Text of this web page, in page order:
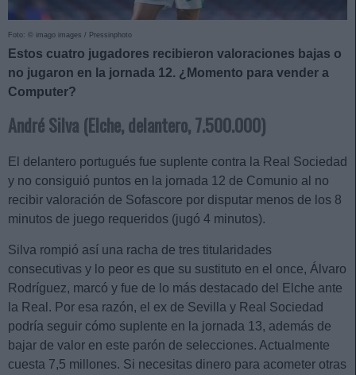
Foto: © imago images / Pressinphoto
Estos cuatro jugadores recibieron valoraciones bajas o
no jugaron en la jornada 12. ¿Momento para vender a
Computer?
André Silva (Elche, delantero, 7.500.000)
El delantero portugués fue suplente contra la Real Sociedad
y no consiguió puntos en la jornada 12 de Comunio al no
recibir valoración de Sofascore por disputar menos de los 8
minutos de juego requeridos (jugó 4 minutos).
Silva rompió así una racha de tres titularidades
consecutivas y lo peor es que su sustituto en el once, Álvaro
Rodríguez, marcó y fue de lo más destacado del Elche ante
la Real. Por esa razón, el ex de Sevilla y Real Sociedad
podría seguir cómo suplente en la jornada 13, además de
bajar de valor en este parón de selecciones. Actualmente
cuesta 7,5 millones. Si necesitas dinero para acometer otras